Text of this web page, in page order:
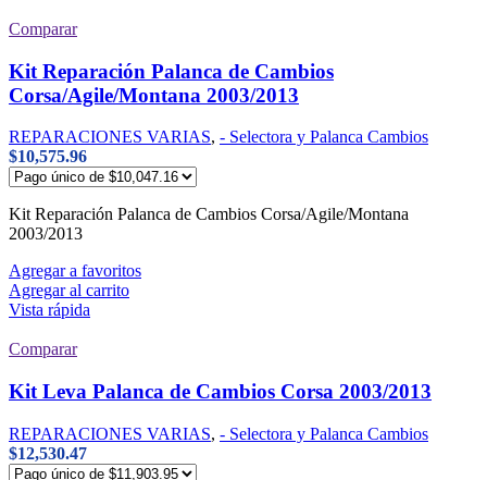
Comparar
Kit Reparación Palanca de Cambios
Corsa/Agile/Montana 2003/2013
REPARACIONES VARIAS, - Selectora y Palanca Cambios
$10,575.96
Kit Reparación Palanca de Cambios Corsa/Agile/Montana
2003/2013
Agregar a favoritos
Agregar al carrito
Vista rápida
Comparar
Kit Leva Palanca de Cambios Corsa 2003/2013
REPARACIONES VARIAS, - Selectora y Palanca Cambios
$12,530.47